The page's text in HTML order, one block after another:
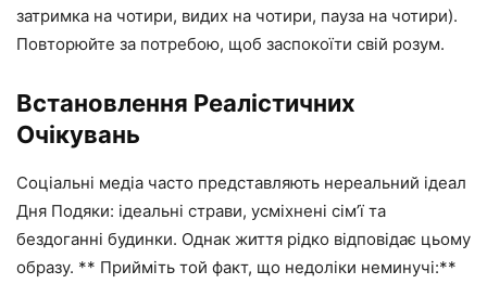
затримка на чотири, видих на чотири, пауза на чотири).
Повторюйте за потребою, щоб заспокоїти свій розум.
Встановлення Реалістичних
Очікувань
Соціальні медіа часто представляють нереальний ідеал
Дня Подяки: ідеальні страви, усміхнені сім’ї та
бездоганні будинки. Однак життя рідко відповідає цьому
образу. ** Прийміть той факт, що недоліки неминучі:**